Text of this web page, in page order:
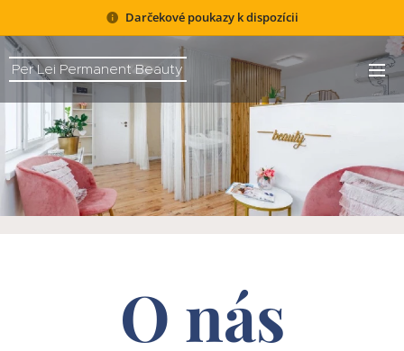
Darčekové poukazy k dispozícii
Per Lei Permanent Beauty
O nás